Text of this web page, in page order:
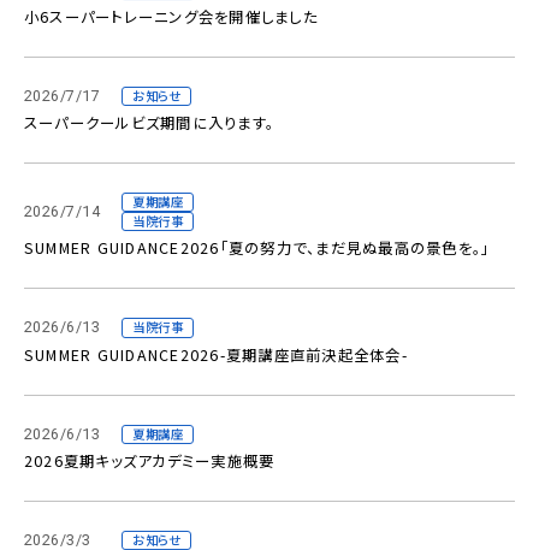
小6スーパートレーニング会を開催しました
2026/7/17 お知らせ
スーパークールビズ期間に入ります。
2026/7/14
夏期講座
当院行事
SUMMER GUIDANCE2026「夏の努力で、まだ見ぬ最高の景色を。」
2026/6/13 当院行事
SUMMER GUIDANCE2026-夏期講座直前決起全体会-
2026/6/13 夏期講座
2026夏期キッズアカデミー実施概要
2026/3/3 お知らせ